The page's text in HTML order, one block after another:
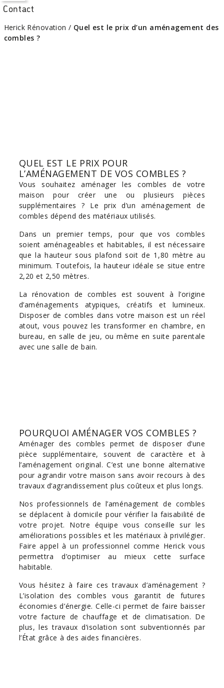
Contact
Herick Rénovation / Quel est le prix d’un aménagement des
combles ?
QUEL EST LE PRIX POUR
L’AMÉNAGEMENT DE VOS COMBLES ?
Vous souhaitez aménager les combles de votre
maison pour créer une ou plusieurs pièces
supplémentaires ? Le prix d’un aménagement de
combles dépend des matériaux utilisés.
Dans un premier temps, pour que vos combles
soient aménageables et habitables, il est nécessaire
que la hauteur sous plafond soit de 1,80 mètre au
minimum. Toutefois, la hauteur idéale se situe entre
2,20 et 2,50 mètres.
La rénovation de combles est souvent à l’origine
d’aménagements atypiques, créatifs et lumineux.
Disposer de combles dans votre maison est un réel
atout, vous pouvez les transformer en chambre, en
bureau, en salle de jeu, ou même en suite parentale
avec une salle de bain.
POURQUOI AMÉNAGER VOS COMBLES ?
Aménager des combles permet de disposer d’une
pièce supplémentaire, souvent de caractère et à
l’aménagement original. C’est une bonne alternative
pour agrandir votre maison sans avoir recours à des
travaux d’agrandissement plus coûteux et plus longs.
Nos professionnels de l’aménagement de combles
se déplacent à domicile pour vérifier la faisabilité de
votre projet. Notre équipe vous conseille sur les
améliorations possibles et les matériaux à privilégier.
Faire appel à un professionnel comme Herick vous
permettra d’optimiser au mieux cette surface
habitable.
Vous hésitez à faire ces travaux d’aménagement ?
L’isolation des combles vous garantit de futures
économies d’énergie. Celle-ci permet de faire baisser
votre facture de chauffage et de climatisation. De
plus, les travaux d’isolation sont subventionnés par
l’État grâce à des aides financières.